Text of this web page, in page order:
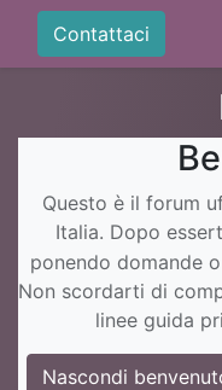
Contattaci
Questo è il forum
Italia. Dopo
ponendo domande
Non scordarti di
linee guida
Nascondi